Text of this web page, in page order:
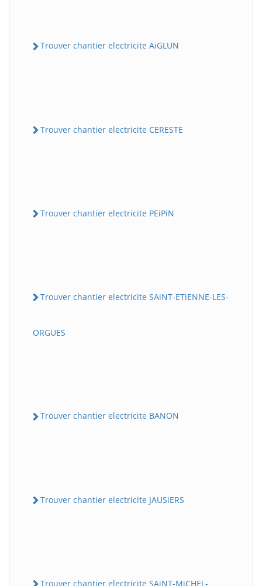
Trouver chantier electricite AiGLUN
Trouver chantier electricite CERESTE
Trouver chantier electricite PEiPiN
Trouver chantier electricite SAiNT-ETiENNE-LES-
ORGUES
Trouver chantier electricite BANON
Trouver chantier electricite JAUSiERS
Trouver chantier electricite SAiNT-MiCHEL-